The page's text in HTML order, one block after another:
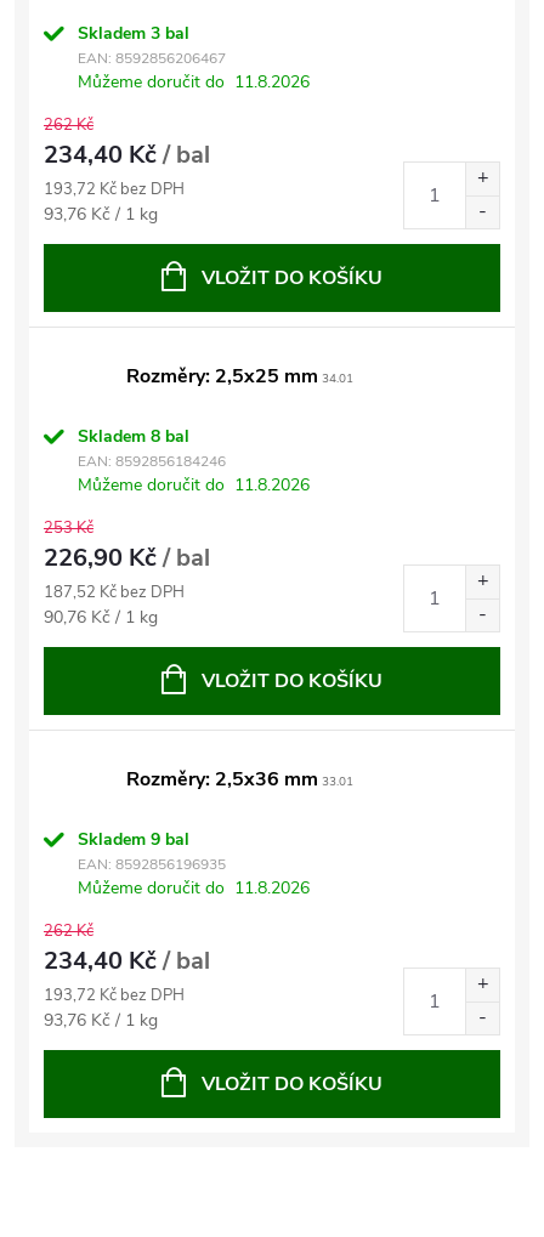
Skladem 3 bal
EAN: 8592856206467
Můžeme doručit do 11.8.2026
262 Kč
234,40 Kč/ bal
193,72 Kč bez DPH
Měrná
cena:
93,76 Kč / 1 kg
VLOŽIT DO KOŠÍKU
Rozměry: 2,5x25 mm 34.01
Skladem 8 bal
EAN: 8592856184246
Můžeme doručit do 11.8.2026
253 Kč
226,90 Kč/ bal
187,52 Kč bez DPH
Měrná
cena:
90,76 Kč / 1 kg
VLOŽIT DO KOŠÍKU
Rozměry: 2,5x36 mm 33.01
Skladem 9 bal
EAN: 8592856196935
Můžeme doručit do 11.8.2026
262 Kč
234,40 Kč/ bal
193,72 Kč bez DPH
Měrná
cena:
93,76 Kč / 1 kg
VLOŽIT DO KOŠÍKU